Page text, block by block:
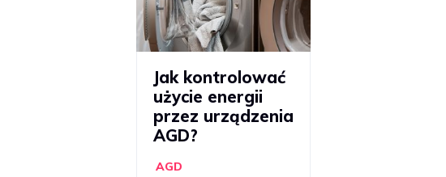
Jak kontrolować
użycie energii
przez urządzenia
AGD?
AGD